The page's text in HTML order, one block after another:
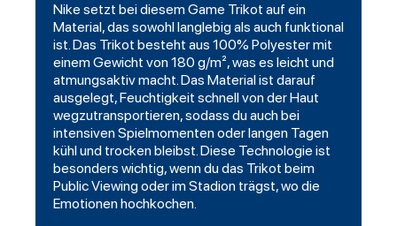
Nike setzt bei diesem Game Trikot auf ein
Material, das sowohl langlebig als auch funktional
ist. Das Trikot besteht aus 100% Polyester mit
einem Gewicht von 180 g/m², was es leicht und
atmungsaktiv macht. Das Material ist darauf
ausgelegt, Feuchtigkeit schnell von der Haut
wegzutransportieren, sodass du auch bei
intensiven Spielmomenten oder langen Tagen
kühl und trocken bleibst. Diese Technologie ist
besonders wichtig, wenn du das Trikot beim
Public Viewing oder im Stadion trägst, wo die
Emotionen hochkochen.